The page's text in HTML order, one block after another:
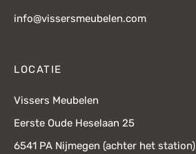
info@vissersmeubelen.com
LOCATIE
Vissers Meubelen
Eerste Oude Heselaan 25
6541 PA Nijmegen (achter het station)